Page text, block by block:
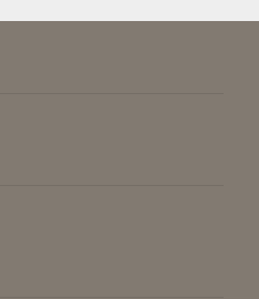
সচেতনতামূলক কর্মসূচি